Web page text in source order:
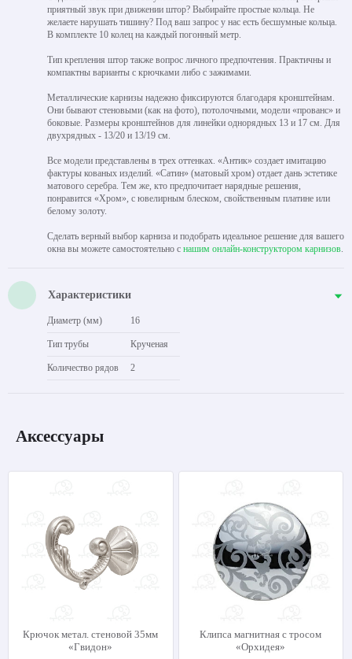
приятный звук при движении штор? Выбирайте простые кольца. Не
желаете нарушать тишину? Под ваш запрос у нас есть бесшумные кольца.
В комплекте 10 колец на каждый погонный метр.
Тип крепления штор также вопрос личного предпочтения. Практичны и
компактны варианты с крючками либо с зажимами.
Металлические карнизы надежно фиксируются благодаря кронштейнам.
Они бывают стеновыми (как на фото), потолочными, модели «прованс» и
боковые. Размеры кронштейнов для линейки однорядных 13 и 17 см. Для
двухрядных - 13/20 и 13/19 см.
Все модели представлены в трех оттенках. «Антик» создает имитацию
фактуры кованых изделий. «Сатин» (матовый хром) отдает дань эстетике
матового серебра. Тем же, кто предпочитает нарядные решения,
понравится «Хром», с ювелирным блеском, свойственным платине или
белому золоту.
Сделать верный выбор карниза и подобрать идеальное решение для вашего
окна вы можете самостоятельно с нашим онлайн-конструктором карнизов.
Характеристики
Диаметр (мм) 16
Тип трубы Крученая
Количество рядов 2
Аксессуары
Крючок метал. стеновой 35мм
«Гвидон»
Клипса магнитная с тросом
«Орхидея»